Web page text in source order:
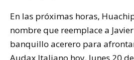
En las próximas horas,
nombre que reemplace a
banquillo acerero para